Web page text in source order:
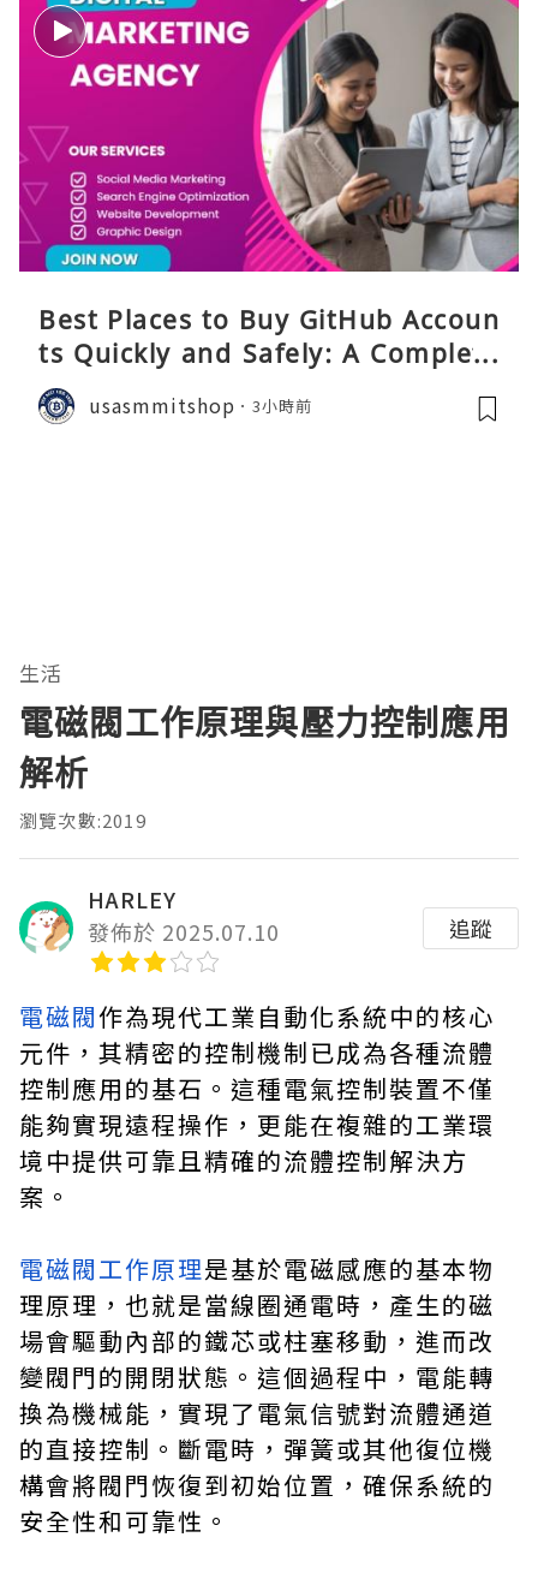
Best Places to Buy GitHub Accoun
ts Quickly and Safely: A Complete
Guide
usasmmitshop 3小時前
生活
電磁閥工作原理與壓力控制應用
解析
瀏覽次數:2019
HARLEY
發佈於 2025.07.10
追蹤
電磁閥作為現代工業自動化系統中的核心
元件，其精密的控制機制已成為各種流體
控制應用的基石。這種電氣控制裝置不僅
能夠實現遠程操作，更能在複雜的工業環
境中提供可靠且精確的流體控制解決方
案。
電磁閥工作原理是基於電磁感應的基本物
理原理，也就是當線圈通電時，產生的磁
場會驅動內部的鐵芯或柱塞移動，進而改
變閥門的開閉狀態。這個過程中，電能轉
換為機械能，實現了電氣信號對流體通道
的直接控制。斷電時，彈簧或其他復位機
構會將閥門恢復到初始位置，確保系統的
安全性和可靠性。